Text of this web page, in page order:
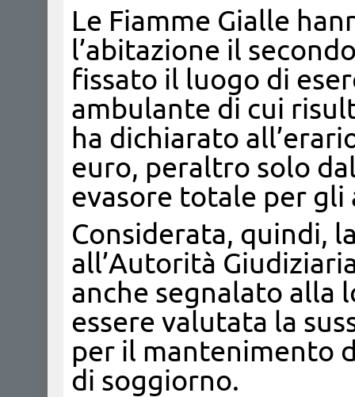
Le Fiamme Gialle
l’abitazione il
fissato il luogo di
ambulante di cui
ha dichiarato
euro, peraltro solo
evasore totale per
Considerata, quindi,
all’Autorità
anche segnalato alla
essere valutata la
per il mantenimento
di soggiorno.